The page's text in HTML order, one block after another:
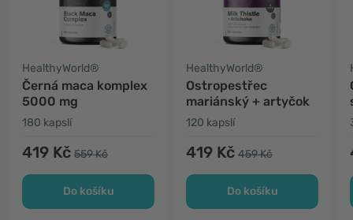
HealthyWorld®
Černá maca komplex
5000 mg
180 kapslí
419 Kč 559 Kč
Do košíku
HealthyWorld®
Ostropestřec
mariánský + artyčok
120 kapslí
419 Kč 459 Kč
Do košíku